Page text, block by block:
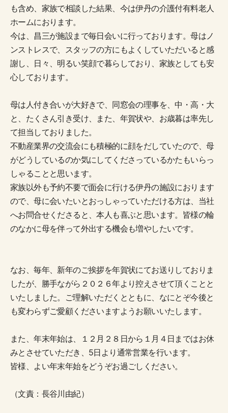
も含め、家族で相談した結果、今は伊丹の介護付有料老人
ホームにおります。
今は、昌三が施設まで毎日会いに行っております。母はノ
ンストレスで、スタッフの方にもよくしていただいると感
謝し、日々、明るい笑顔で暮らしており、家族としても安
心しております。
母は人付き合いが大好きで、同窓会の理事を、中・高・大
と、たくさん引き受け、また、年賀状や、お歳暮は率先し
て担当しておりました。
不動産業界の交流会にも積極的に顔をだしていたので、母
がどうしているのか気にしてくださっているかたもいらっ
しゃることと思います。
家族以外も予約不要で面会に行ける伊丹の施設におります
ので、母に会いたいとおっしゃっていただける方は、当社
へお問合せくださると、本人も喜ぶと思います。皆様の輪
のなかに母を伴って外出する機会も増やしたいです。
なお、毎年、新年のご挨拶を年賀状にてお送りしておりま
したが、勝手ながら２０２６年より控えさせて頂くことと
いたしました。ご理解いただくとともに、なにとぞ今後と
も変わらずご愛顧くださいますようお願いいたします。
また、年末年始は、１２月２８日から１月４日まではお休
みとさせていただき、5日より通常営業を行います。
皆様、よい年末年始をどうぞお過ごしください。
（文責：長谷川由紀）